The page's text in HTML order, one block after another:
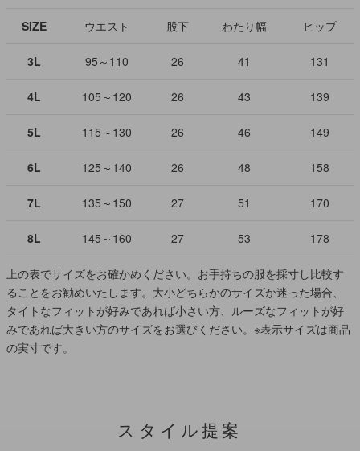
SIZE ウエスト 股下 わたり幅 ヒップ
3L 95～110 26 41 131
4L 105～120 26 43 139
5L 115～130 26 46 149
6L 125～140 26 48 158
7L 135～150 27 51 170
8L 145～160 27 53 178
上の表でサイズをお確かめください。お手持ちの服を採寸し比較す
ることをお勧めいたします。大小どちらかのサイズか迷った場合、
タイトなフィットが好みであれば小さい方、ルーズなフィットが好
みであれば大きい方のサイズをお選びください。 ※表示サイズは商品
の実寸です。
スタイル提案